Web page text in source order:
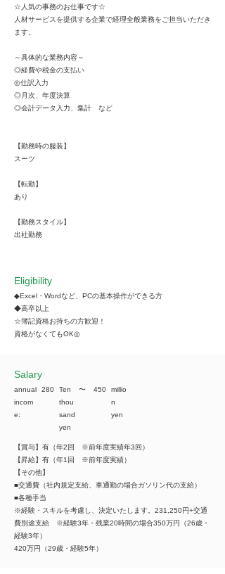
☆人気の事務のお仕事です☆
人材サービスを提供する企業で経理全般業務をご担当いただき
ます。
～具体的な業務内容～
◎経費や税金の支払い
◎仕訳入力
◎月次、年度決算
◎会計データ入力、集計 など
【勤務時の服装】
スーツ
【転勤】
あり
【勤務スタイル】
出社勤務
Eligibility
◆Excel・Wordなど、PCの基本操作ができる方
◆高卒以上
☆簿記資格お持ちの方歓迎！
資格がなくてもOK◎
​Salary
annual
incom
e:
280
Ten
thou
sand
yen
​〜 450
millio
n
yen
【賞与】有（年2回 ※前年度実績年3回）
【昇給】有（年1回 ※前年度実績）
【その他】
■交通費（社内規定支給、車通勤の場合ガソリン代の支給）
■各種手当
※経験・スキルを考慮し、決定いたします。231,250円+交通
費別途支給 ※経験3年・残業20時間の場合350万円（26歳・
経験3年）
420万円（29歳・経験5年）